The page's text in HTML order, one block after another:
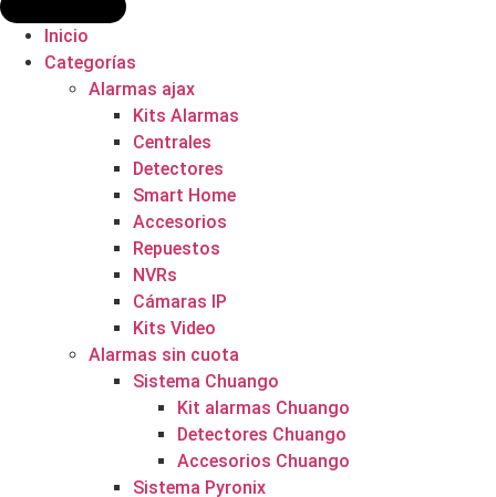
Inicio
Categorías
Alarmas ajax
Kits Alarmas
Centrales
Detectores
Smart Home
Accesorios
Repuestos
NVRs
Cámaras IP
Kits Video
Alarmas sin cuota
Sistema Chuango
Kit alarmas Chuango
Detectores Chuango
Accesorios Chuango
Sistema Pyronix